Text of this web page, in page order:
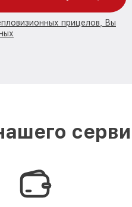
прицелов, Вы